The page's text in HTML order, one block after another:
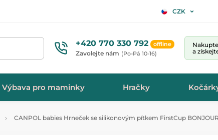
CZK
+420 770 330 792 offline
Zavolejte nám (Po-Pá 10-16)
a
Výbava pro maminky Hračky
CANPOL babies Hrneček se silikonovým pítkem FirstCup